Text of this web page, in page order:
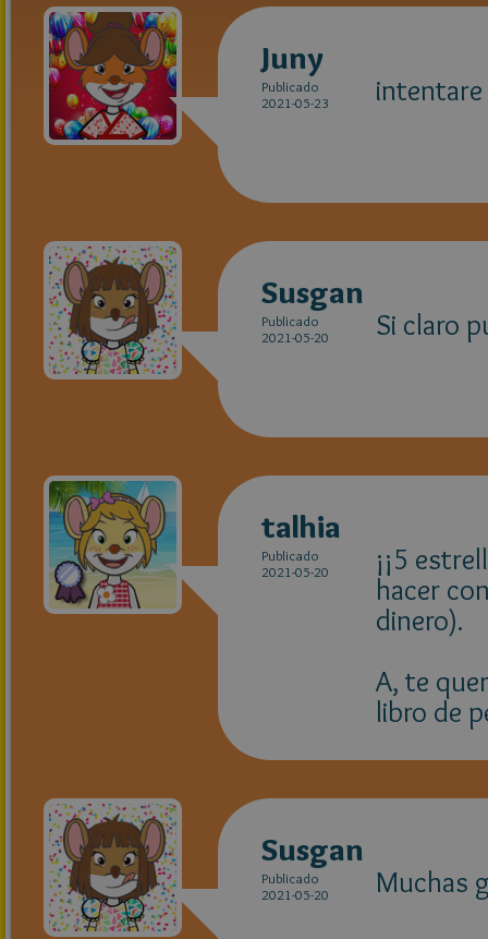
Juny
Publicado
2021-05-23
Susgan
Publicado
2021-05-20
Si claro
talhia
Publicado
2021-05-20
¡¡5
hacer
dinero).
A, te
libro de
Susgan
Publicado
2021-05-20
Muchas